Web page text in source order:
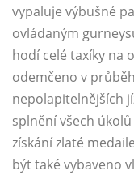
vypaluje výbušné
ovládaným
hodí celé taxíky na
odemčeno v
nepolapitelnějších
splnění všech
získání zlaté
být také vybaveno